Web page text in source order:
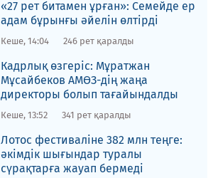
«27 рет битамен ұрған»: Семейде ер
адам бұрынғы әйелін өлтірді
Кеше, 14:04 246 рет қаралды
Кадрлық өзгеріс: Мұратжан
Мұсайбеков АМӨЗ-дің жаңа
директоры болып ​тағайындалды
Кеше, 13:52 341 рет қаралды
Лотос фестиваліне​ 382 млн теңге:
әкімдік шығындар туралы
сүрақтарға жауап бермеді